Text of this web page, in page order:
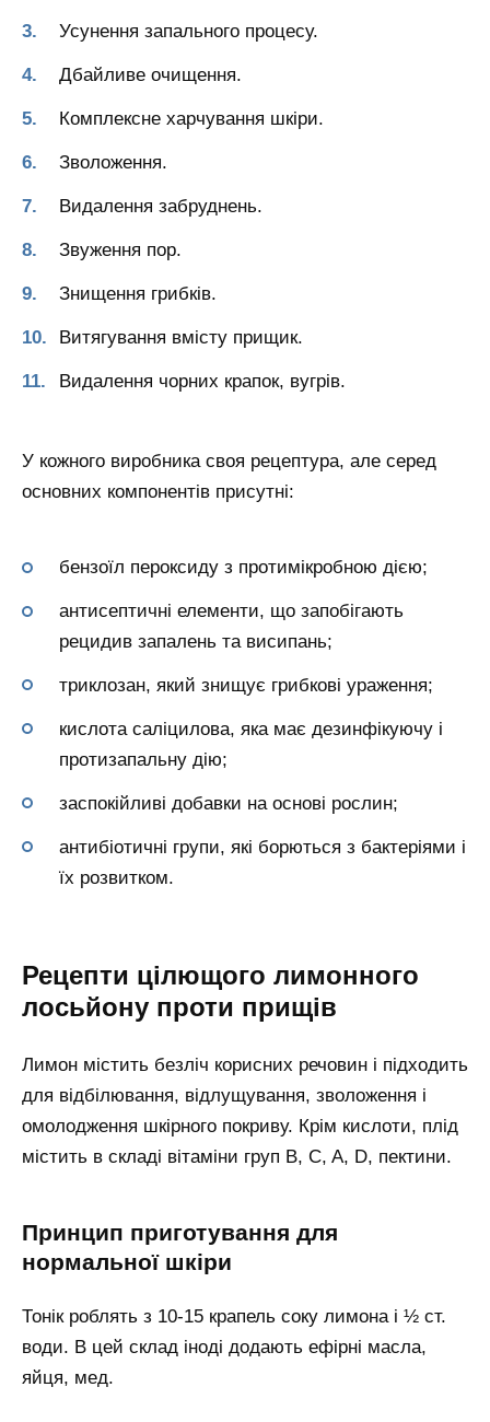
Усунення запального процесу.
Дбайливе очищення.
Комплексне харчування шкіри.
Зволоження.
Видалення забруднень.
Звуження пор.
Знищення грибків.
Витягування вмісту прищик.
Видалення чорних крапок, вугрів.
У кожного виробника своя рецептура, але серед
основних компонентів присутні:
бензоїл пероксиду з протимікробною дією;
антисептичні елементи, що запобігають
рецидив запалень та висипань;
триклозан, який знищує грибкові ураження;
кислота саліцилова, яка має дезинфікуючу і
протизапальну дію;
заспокійливі добавки на основі рослин;
антибіотичні групи, які борються з бактеріями і
їх розвитком.
Рецепти цілющого лимонного
лосьйону проти прищів
Лимон містить безліч корисних речовин і підходить
для відбілювання, відлущування, зволоження і
омолодження шкірного покриву. Крім кислоти, плід
містить в складі вітаміни груп B, C, A, D, пектини.
Принцип приготування для
нормальної шкіри
Тонік роблять з 10-15 крапель соку лимона і ½ ст.
води. В цей склад іноді додають ефірні масла,
яйця, мед.